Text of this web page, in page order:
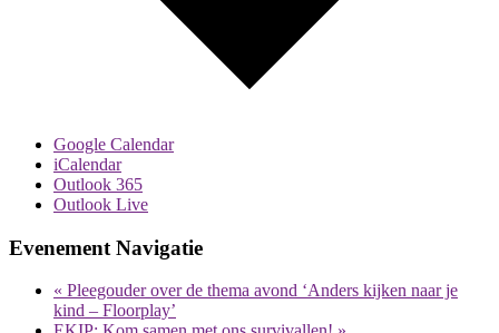
Google Calendar
iCalendar
Outlook 365
Outlook Live
Evenement Navigatie
« Pleegouder over de thema avond ‘Anders kijken naar je
kind – Floorplay’